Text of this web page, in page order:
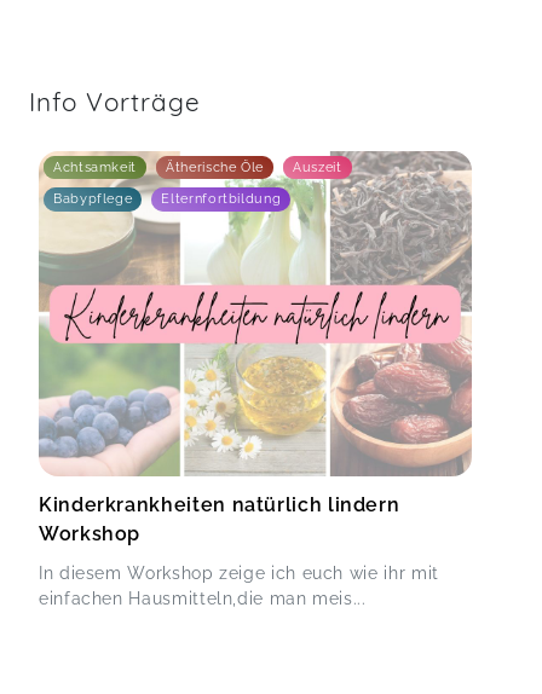
Info Vorträge
Achtsamkeit Ätherische Öle Auszeit
Babypflege Elternfortbildung
Kinderkrankheiten natürlich lindern
Workshop
In diesem Workshop zeige ich euch wie ihr mit
einfachen Hausmitteln,die man meis...